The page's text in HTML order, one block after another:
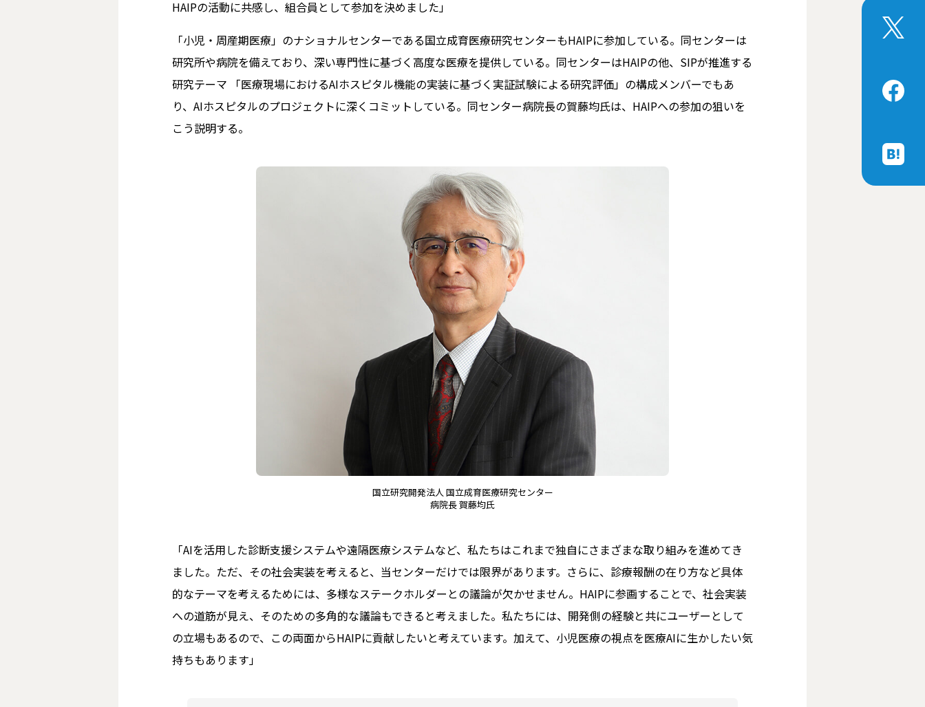
HAIPの活動に共感し、組合員として参加を決めました」
「小児・周産期医療」のナショナルセンターである国立成育医療研究センターもHAIPに参加している。同センターは
研究所や病院を備えており、深い専門性に基づく高度な医療を提供している。同センターはHAIPの他、SIPが推進する
研究テーマ 「医療現場におけるAIホスピタル機能の実装に基づく実証試験による研究評価」の構成メンバーでもあ
り、AIホスピタルのプロジェクトに深くコミットしている。同センター病院長の賀藤均氏は、HAIPへの参加の狙いを
こう説明する。
国立研究開発法人 国立成育医療研究センター
病院長 賀藤均氏
「AIを活用した診断支援システムや遠隔医療システムなど、私たちはこれまで独自にさまざまな取り組みを進めてき
ました。ただ、その社会実装を考えると、当センターだけでは限界があります。さらに、診療報酬の在り方など具体
的なテーマを考えるためには、多様なステークホルダーとの議論が欠かせません。HAIPに参画することで、社会実装
への道筋が見え、そのための多角的な議論もできると考えました。私たちには、開発側の経験と共にユーザーとして
の立場もあるので、この両面からHAIPに貢献したいと考えています。加えて、小児医療の視点を医療AIに生かしたい気
持ちもあります」